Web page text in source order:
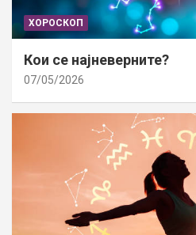
ХОРОСКОП
Кои се најневерните?
07/05/2026